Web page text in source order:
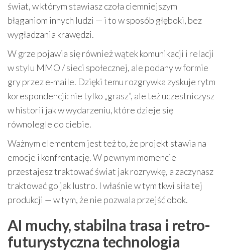
świat, w którym stawiasz czoła ciemniejszym
błąganiom innych ludzi — i to w sposób głęboki, bez
wygładzania krawędzi.
W grze pojawia się również wątek komunikacji i relacji
w stylu MMO / sieci społecznej, ale podany w formie
gry przez e-maile. Dzięki temu rozgrywka zyskuje rytm
korespondencji: nie tylko „grasz”, ale też uczestniczysz
w historii jak w wydarzeniu, które dzieje się
równolegle do ciebie.
Ważnym elementem jest też to, że projekt stawia na
emocje i konfrontację. W pewnym momencie
przestajesz traktować świat jak rozrywkę, a zaczynasz
traktować go jak lustro. I właśnie w tym tkwi siła tej
produkcji — w tym, że nie pozwala przejść obok.
AI muchy, stabilna trasa i retro-
futurystyczna technologia